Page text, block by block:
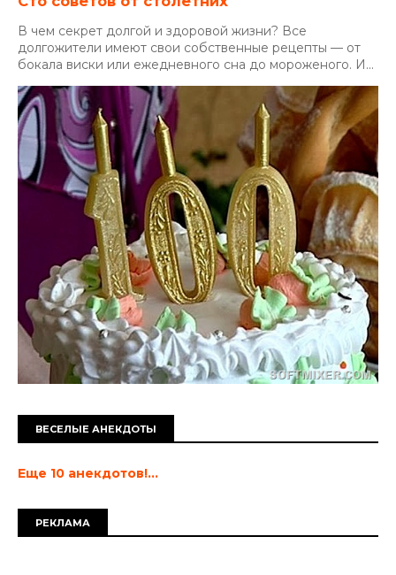
В чем секрет долгой и здоровой жизни? Все
долгожители имеют свои собственные рецепты — от
бокала виски или ежедневного сна до мороженого. И...
ВЕСЕЛЫЕ АНЕКДОТЫ
Еще 10 анекдотов!...
РЕКЛАМА